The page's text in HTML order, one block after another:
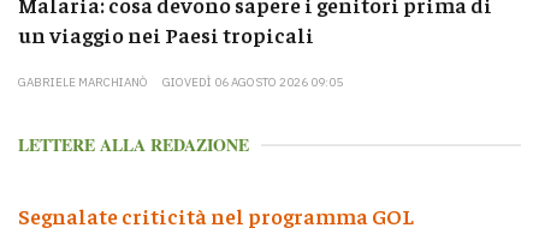
un viaggio nei Paesi tropicali
GABRIELE MARCHIANÒ GIOVEDÌ 06 AGOSTO 2026 09:05
LETTERE ALLA REDAZIONE
Segnalate criticità nel programma GOL